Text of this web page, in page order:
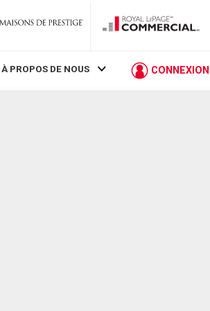
À PROPOS DE NOUS CONNEXION